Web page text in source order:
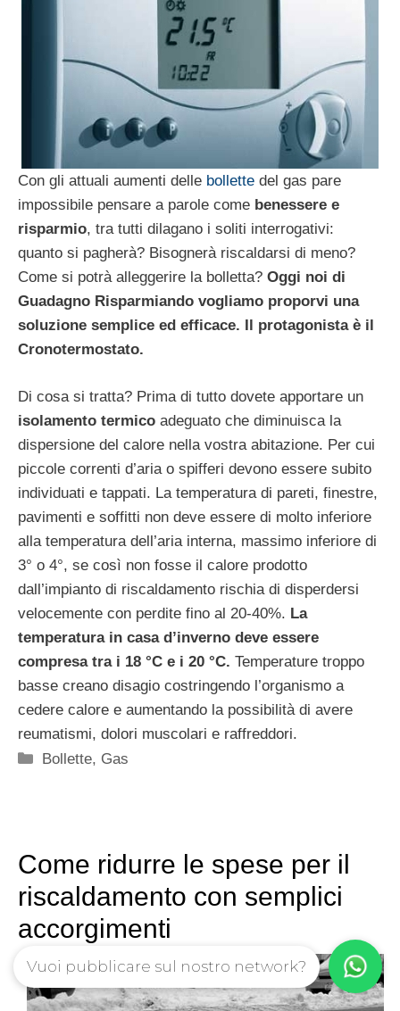
Con gli attuali aumenti delle bollette del gas pare
impossibile pensare a parole come benessere e
risparmio, tra tutti dilagano i soliti interrogativi:
quanto si pagherà? Bisognerà riscaldarsi di meno?
Come si potrà alleggerire la bolletta? Oggi noi di
Guadagno Risparmiando vogliamo proporvi una
soluzione semplice ed efficace. Il protagonista è il
Cronotermostato.
Di cosa si tratta? Prima di tutto dovete apportare un
isolamento termico adeguato che diminuisca la
dispersione del calore nella vostra abitazione. Per cui
piccole correnti d’aria o spifferi devono essere subito
individuati e tappati. La temperatura di pareti, finestre,
pavimenti e soffitti non deve essere di molto inferiore
alla temperatura dell’aria interna, massimo inferiore di
3° o 4°, se così non fosse il calore prodotto
dall’impianto di riscaldamento rischia di disperdersi
velocemente con perdite fino al 20-40%. La
temperatura in casa d’inverno deve essere
compresa tra i 18 °C e i 20 °C. Temperature troppo
basse creano disagio costringendo l’organismo a
cedere calore e aumentando la possibilità di avere
reumatismi, dolori muscolari e raffreddori.
Categorie
Bollette, Gas
Come ridurre le spese per il
riscaldamento con semplici
accorgimenti
Vuoi pubblicare sul nostro network?